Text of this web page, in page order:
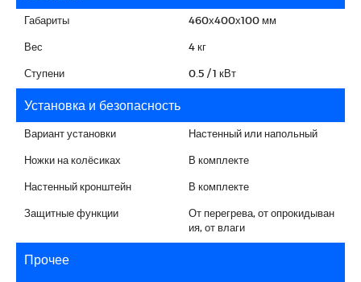
Габариты 460х400х100 мм
Вес 4 кг
Ступени 0.5 / 1 кВт
Установка и безопасность
Вариант установки Настенный или напольный
Ножки на колёсиках В комплекте
Настенный кронштейн В комплекте
Защитные функции
От перегрева, от опрокидыван
ия, от влаги
Прочее